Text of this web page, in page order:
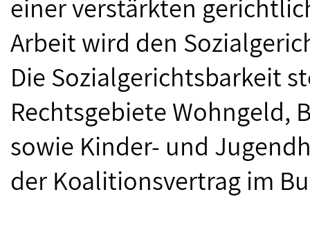
einer verstärkten
Arbeit wird den
Die Sozialgerichtsbarkeit
Rechtsgebiete Wohngeld,
sowie Kinder- und
der Koalitionsvertrag im